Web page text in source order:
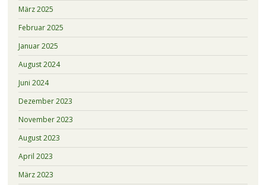
März 2025
Februar 2025
Januar 2025
August 2024
Juni 2024
Dezember 2023
November 2023
August 2023
April 2023
März 2023